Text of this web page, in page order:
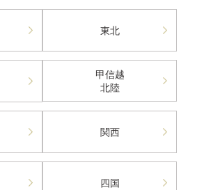
東北
甲信越
北陸
関西
四国